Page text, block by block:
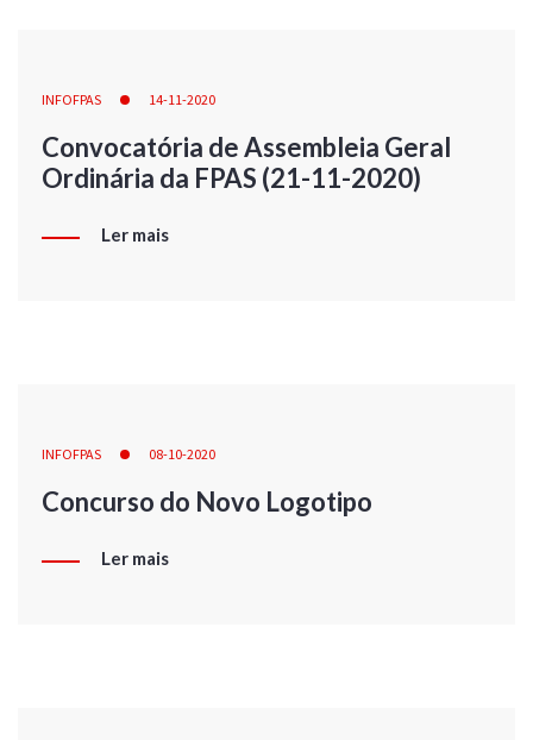
INFOFPAS 14-11-2020
Convocatória de Assembleia Geral
Ordinária da FPAS (21-11-2020)
Ler mais
INFOFPAS 08-10-2020
Concurso do Novo Logotipo
Ler mais